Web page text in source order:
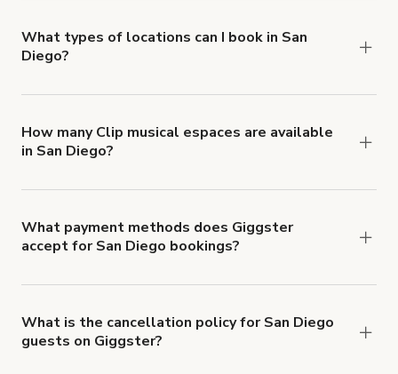
about Giggster's Damage Protection coverage.
What types of locations can I book in San
Diego?
'Filters' to look for something specific.
How many Clip musical espaces are available
in San Diego?
What payment methods does Giggster
accept for San Diego bookings?
What is the cancellation policy for San Diego
guests on Giggster?